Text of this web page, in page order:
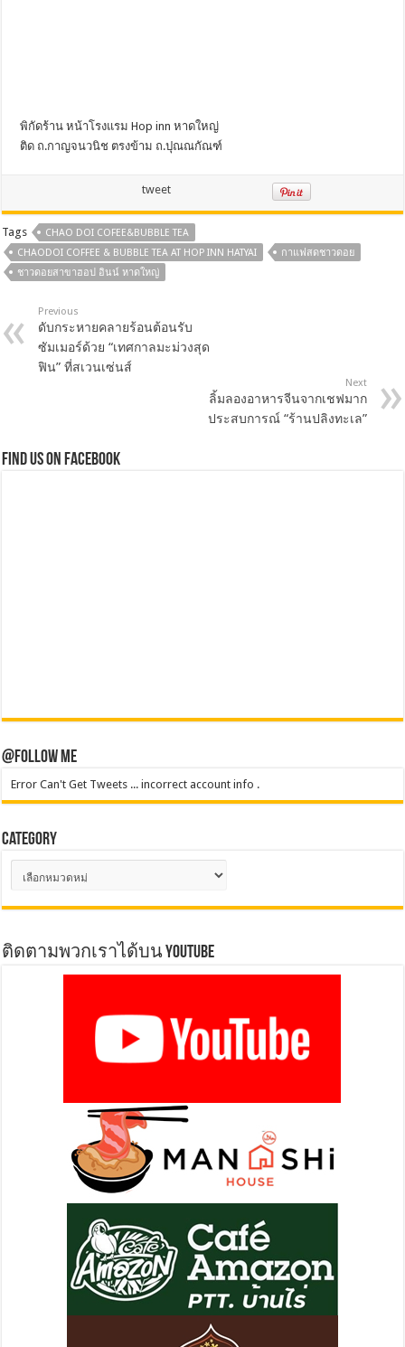
พิกัดร้าน หน้าโรงแรม Hop inn หาดใหญ่
ติด ถ.กาญจนวนิช ตรงข้าม ถ.ปุณณกัณฑ์
tweet
Tags
CHAO DOI COFEE&BUBBLE TEA
CHAODOI COFFEE & BUBBLE TEA AT HOP INN HATYAI
กาแฟสดชาวดอย
ชาวดอยสาขาฮอป อินน์ หาดใหญ่
Previous
ดับกระหายคลายร้อนต้อนรับ
ซัมเมอร์ด้วย “เทศกาลมะม่วงสุด
ฟิน” ที่สเวนเซ่นส์
Next
ลิ้มลองอาหารจีนจากเชฟมาก
ประสบการณ์ “ร้านปลิงทะเล”
Find us on Facebook
@Follow Me
Error Can't Get Tweets ... incorrect account info .
Category
ติดตามพวกเราได้บน YOUTUBE